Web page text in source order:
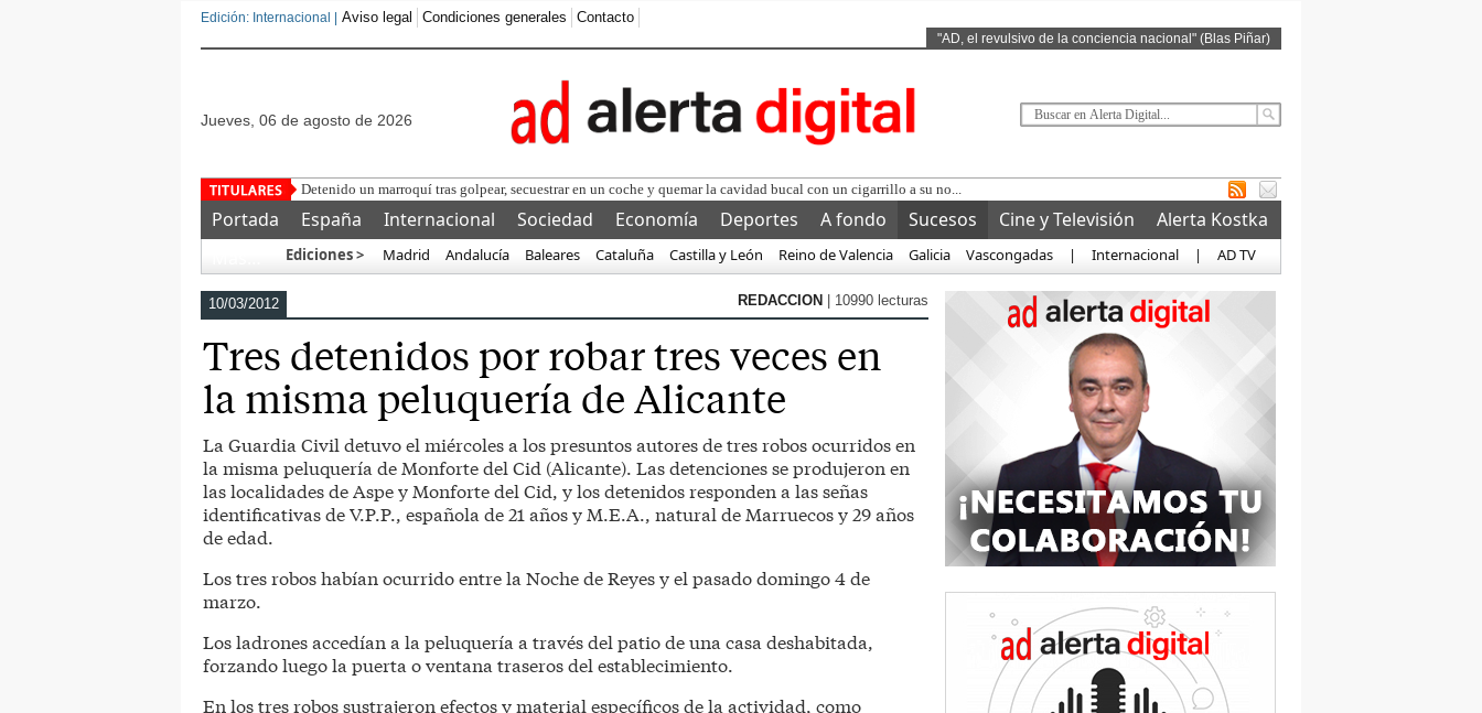
Edición: Internacional | Aviso legal Condiciones generales Contacto
"AD, el revulsivo de la conciencia nacional" (Blas Piñar)
jueves, 06 de agosto de 2026
Detenido un marroquí tras golpear, secuestrar en un coche y quemar la cavidad bucal con un cigarrillo a su no...
Portada España Internacional Sociedad Economía Deportes A fondo Sucesos Cine y Televisión
Alerta Kostka
Ediciones > Madrid Andalucía Baleares Cataluña Castilla y León Reino de Valencia Galicia Vascongadas | Internacional | AD TV
10/03/2012 REDACCION | 10990 lecturas
Tres detenidos por robar tres veces en
la misma peluquería de Alicante
La Guardia Civil detuvo el miércoles a los presuntos autores de tres robos ocurridos en
la misma peluquería de Monforte del Cid (Alicante). Las detenciones se produjeron en
las localidades de Aspe y Monforte del Cid, y los detenidos responden a las señas
identificativas de V.P.P., española de 21 años y M.E.A., natural de Marruecos y 29 años
de edad.
Los tres robos habían ocurrido entre la Noche de Reyes y el pasado domingo 4 de
marzo.
Los ladrones accedían a la peluquería a través del patio de una casa deshabitada,
forzando luego la puerta o ventana traseros del establecimiento.
En los tres robos sustrajeron efectos y material específicos de la actividad, como